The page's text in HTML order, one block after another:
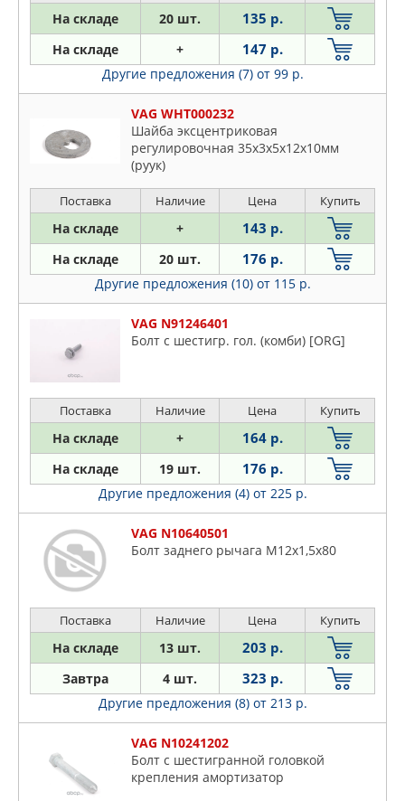
На складе 20 шт. 135 р.
На складе + 147 р.
Другие предложения (7) от 99 р.
VAG WHT000232
Шайба эксцентриковая
регулировочная 35x3х5x12x10мм
(руук)
Поставка Наличие Цена Купить
На складе + 143 р.
На складе 20 шт. 176 р.
Другие предложения (10) от 115 р.
VAG N91246401
Болт с шестигр. гол. (комби) [ORG]
Поставка Наличие Цена Купить
На складе + 164 р.
На складе 19 шт. 176 р.
Другие предложения (4) от 225 р.
VAG N10640501
Болт заднего рычага M12x1,5x80
Поставка Наличие Цена Купить
На складе 13 шт. 203 р.
Завтра 4 шт. 323 р.
Другие предложения (8) от 213 р.
VAG N10241202
Болт с шестигранной головкой
крепления амортизатор